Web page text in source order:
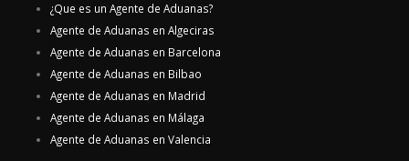
¿Que es un Agente de Aduanas?
Agente de Aduanas en Algeciras
Agente de Aduanas en Barcelona
Agente de Aduanas en Bilbao
Agente de Aduanas en Madrid
Agente de Aduanas en Málaga
Agente de Aduanas en Valencia